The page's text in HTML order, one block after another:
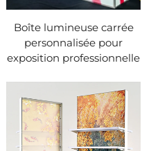
Boîte lumineuse carrée
personnalisée pour
exposition professionnelle